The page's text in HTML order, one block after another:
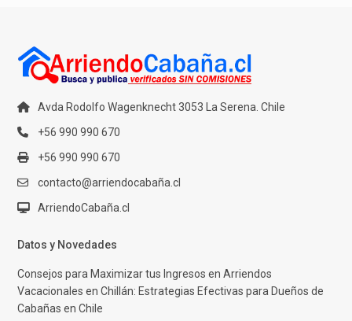
Avda Rodolfo Wagenknecht 3053 La Serena. Chile
+56 990 990 670
+56 990 990 670
contacto@arriendocabaña.cl
ArriendoCabaña.cl
Datos y Novedades
Consejos para Maximizar tus Ingresos en Arriendos
Vacacionales en Chillán: Estrategias Efectivas para Dueños de
Cabañas en Chile